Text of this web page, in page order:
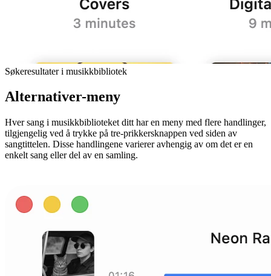
Søkeresultater i musikkbibliotek
Alternativer-meny
Hver sang i musikkbiblioteket ditt har en meny med flere handlinger,
tilgjengelig ved å trykke på tre-prikkersknappen ved siden av
sangtittelen. Disse handlingene varierer avhengig av om det er en
enkelt sang eller del av en samling.